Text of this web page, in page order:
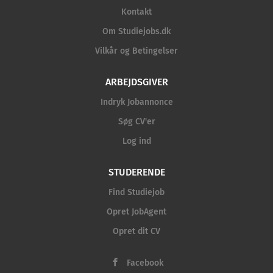
Kontakt
Om Studiejobs.dk
Vilkår og Betingelser
ARBEJDSGIVER
Indryk Jobannonce
Søg CV'er
Log ind
STUDERENDE
Find Studiejob
Opret JobAgent
Opret dit CV
Facebook